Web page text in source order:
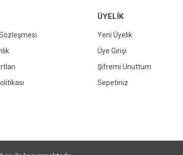
Gönder
ÜYELİK
Yeni Üyelik
Üye Girişi
Şifremi Unuttum
Sepetiniz